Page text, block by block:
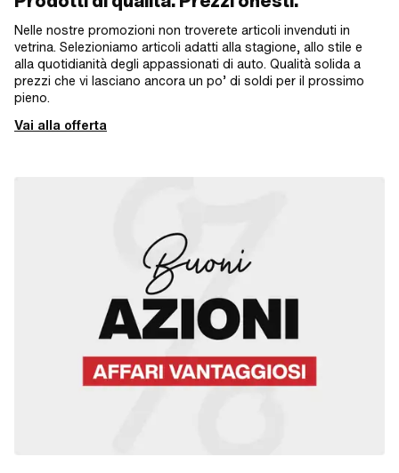
Nelle nostre promozioni non troverete articoli invenduti in
vetrina. Selezioniamo articoli adatti alla stagione, allo stile e
alla quotidianità degli appassionati di auto. Qualità solida a
prezzi che vi lasciano ancora un po’ di soldi per il prossimo
pieno.
Vai alla offerta